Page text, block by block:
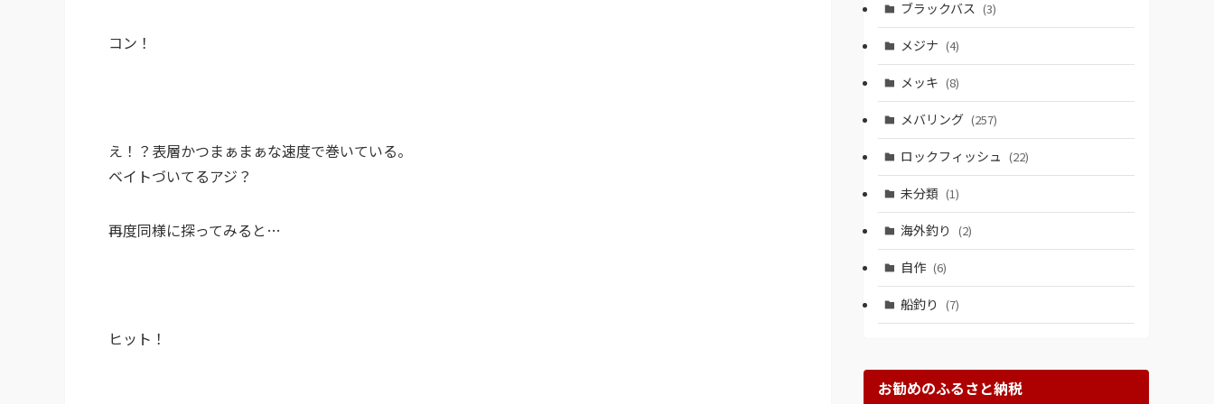
コン！
え！？表層かつまぁまぁな速度で巻いている。
ベイトづいてるアジ？
再度同様に探ってみると…
ヒット！
ブラックバス (3)
メジナ (4)
メッキ (8)
メバリング (257)
ロックフィッシュ (22)
未分類 (1)
海外釣り (2)
自作 (6)
船釣り (7)
お勧めのふるさと納税